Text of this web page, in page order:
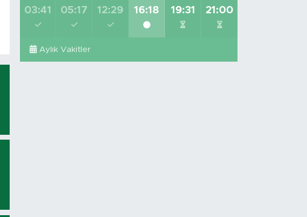
03:41 05:17 12:29 16:18 19:31 21:00
Aylık Vakitler